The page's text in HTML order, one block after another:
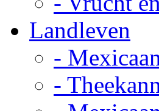
Landleven
-
-